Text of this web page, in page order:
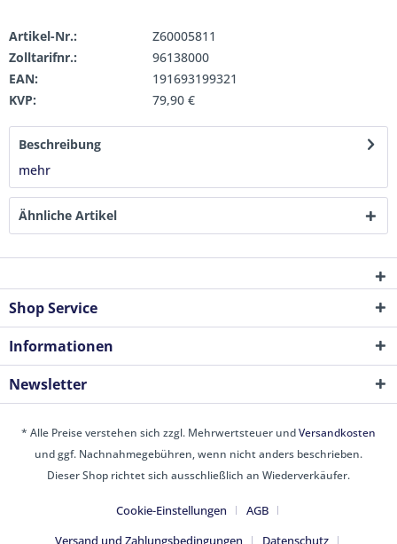
Artikel-Nr.:
Z60005811
Zolltarifnr.:
96138000
EAN:
191693199321
KVP:
79,90 €
Beschreibung
mehr
Ähnliche Artikel
Shop Service
Informationen
Newsletter
* Alle Preise verstehen sich zzgl. Mehrwertsteuer undVersandkosten
und ggf. Nachnahmegebühren, wenn nicht anders beschrieben.
Dieser Shop richtet sich ausschließlich an Wiederverkäufer.
Cookie-Einstellungen
AGB
Versand und Zahlungsbedingungen
Datenschutz